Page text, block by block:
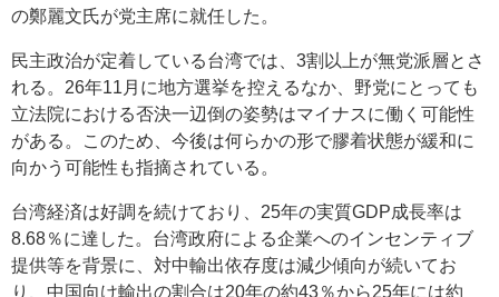
の鄭麗文氏が党主席に就任した。
民主政治が定着している台湾では、3割以上が無党派層とさ
れる。26年11月に地方選挙を控えるなか、野党にとっても
立法院における否決一辺倒の姿勢はマイナスに働く可能性
がある。このため、今後は何らかの形で膠着状態が緩和に
向かう可能性も指摘されている。
台湾経済は好調を続けており、25年の実質GDP成長率は
8.68％に達した。台湾政府による企業へのインセンティブ
提供等を背景に、対中輸出依存度は減少傾向が続いてお
り、中国向け輸出の割合は20年の約43％から25年には約